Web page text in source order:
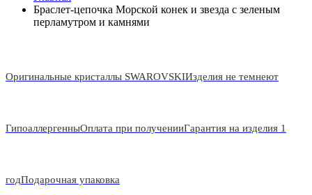
Браслет-цепочка Морской конек и звезда с зеленым
перламутром и камнями
Оригинальные кристаллы SWAROVSKIИзделия не темнеют
ГипоаллергенныОплата при полученииГарантия на изделия 1
годПодарочная упаковка